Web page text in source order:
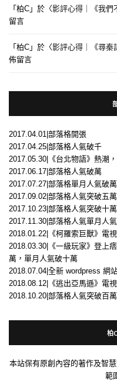
「 柏C 」於〈影評心得｜《我們
留言
「 柏C 」於〈影評心得｜《尋秦
佈留言
2017.04.01|部落格開張
2017.04.25|部落格人氣破千
2017.05.30|《台北物語》熱潮
2017.06.17|部落格人氣破萬
2017.07.27|部落格單月人氣破
2017.09.02|部落格人氣突破五萬
2017.10.23|部落格人氣突破十萬
2017.11.30|部落格人氣單月人
2018.01.22|《柯羅索巨獸》電
2018.03.30|《一級玩家》登上
萬，單月人氣破十萬
2018.07.04|全新 wordpress 網
2018.08.12|《逃出亞馬遜》電
2018.10.20|部落格人氣突破百萬
柏
本站保有原創內容的著作及智
範